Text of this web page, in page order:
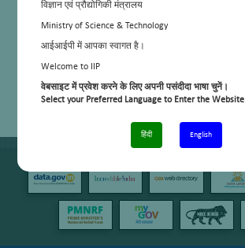
विज्ञान एवं प्रौद्योगिकी मंत्रालय
Ministry of Science & Technology
आईआईपी में आपका स्वागत है।
Welcome to IIP
वेबसाइट में प्रवेश करने के लिए अपनी पसंदीदा भाषा चुनें।
Select your Preferred Language to Enter the Website
हिंदी English